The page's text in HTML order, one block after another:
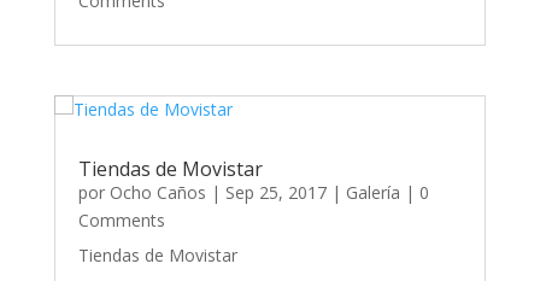
Tiendas de Movistar
por Ocho Caños | Sep 25, 2017| Galería | 0
Comments
Tiendas de Movistar